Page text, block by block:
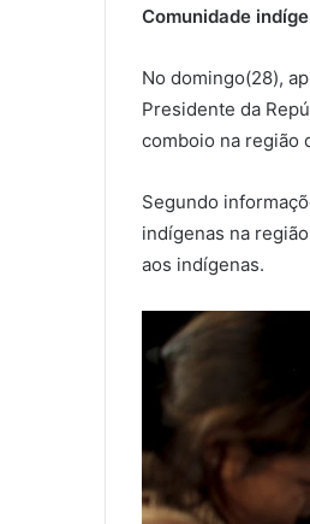
Comunidade
No domingo(28),
Presidente da
comboio na região
Segundo
indígenas na
aos indígenas.